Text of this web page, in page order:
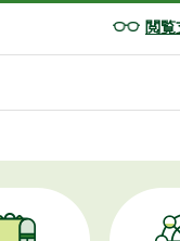
閲覧